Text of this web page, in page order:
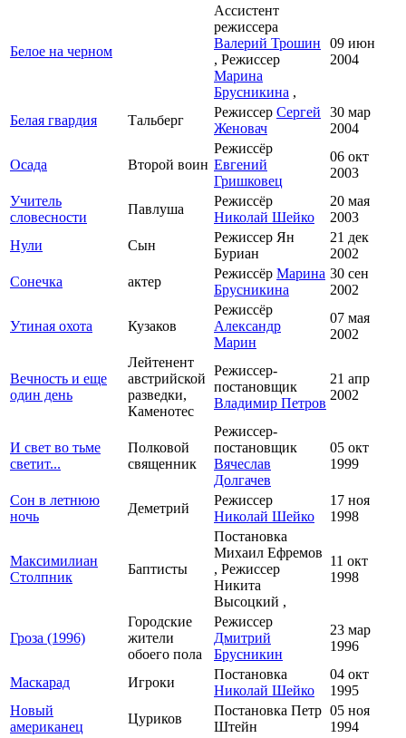
Белое на черном
Ассистент
режиссера
Валерий Трошин
, Режиссер
Марина
Брусникина ,
09 июн
2004
Белая гвардия Тальберг
Режиссер Сергей
Женовач
30 мар
2004
Осада Второй воин
Режиссёр
Евгений
Гришковец
06 окт
2003
Учитель
словесности
Павлуша
Режиссёр
Николай Шейко
20 мая
2003
Нули
Сын
Режиссер Ян
Буриан
21 дек
2002
Сонечка
актер
Режиссёр Марина
Брусникина
30 сен
2002
Утиная охота Кузаков
Режиссёр
Александр
Марин
07 мая
2002
Вечность и еще
один день
Лейтенент
австрийской
разведки,
Каменотес
Режиссер-
постановщик
Владимир Петров
21 апр
2002
И свет во тьме
светит...
Полковой
священник
Режиссер-
постановщик
Вячеслав
Долгачев
05 окт
1999
Сон в летнюю
ночь
Деметрий
Режиссер
Николай Шейко
17 ноя
1998
Максимилиан
Столпник
Баптисты
Постановка
Михаил Ефремов
, Режиссер
Никита
Высоцкий ,
11 окт
1998
Гроза (1996)
Городские
жители
обоего пола
Режиссер
Дмитрий
Брусникин
23 мар
1996
Маскарад Игроки
Постановка
Николай Шейко
04 окт
1995
Новый
американец
Цуриков
Постановка Петр
Штейн
05 ноя
1994